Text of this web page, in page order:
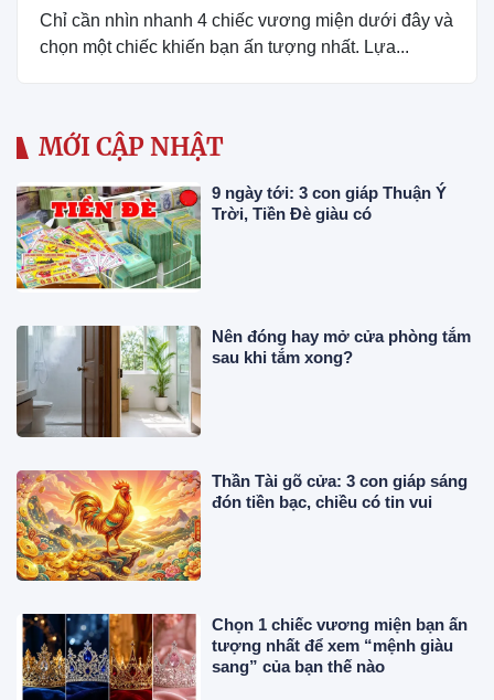
Chỉ cần nhìn nhanh 4 chiếc vương miện dưới đây và
chọn một chiếc khiến bạn ấn tượng nhất. Lựa...
MỚI CẬP NHẬT
9 ngày tới: 3 con giáp Thuận Ý
Trời, Tiền Đè giàu có
Nên đóng hay mở cửa phòng tắm
sau khi tắm xong?
Thần Tài gõ cửa: 3 con giáp sáng
đón tiền bạc, chiều có tin vui
Chọn 1 chiếc vương miện bạn ấn
tượng nhất để xem “mệnh giàu
sang” của bạn thế nào